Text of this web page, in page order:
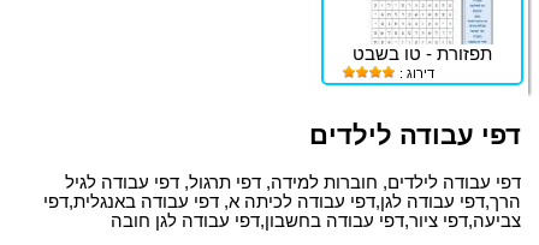
תפזורת - טו בשבט
דירוג :
דפי עבודה לילדים
דפי עבודה לילדים, חוברות למידה, דפי תרגול, דפי עבודה לגיל
הרך,דפי עבודה לגן,דפי עבודה לכיתה א, דפי עבודה באנגלית,דפי
צביעה,דפי ציור,דפי עבודה בחשבון,דפי עבודה לגן חובה